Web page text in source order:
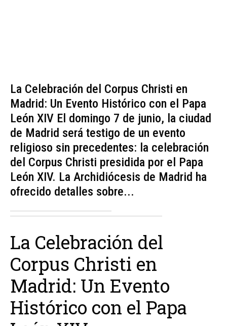
La Celebración del Corpus Christi en
Madrid: Un Evento Histórico con el Papa
León XIV El domingo 7 de junio, la ciudad
de Madrid será testigo de un evento
religioso sin precedentes: la celebración
del Corpus Christi presidida por el Papa
León XIV. La Archidiócesis de Madrid ha
ofrecido detalles sobre...
La Celebración del
Corpus Christi en
Madrid: Un Evento
Histórico con el Papa